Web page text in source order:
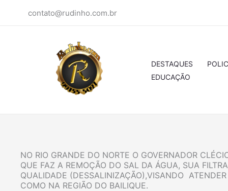
contato@rudinho.com.br
DESTAQUES
EDUCAÇÃO
NO RIO GRANDE DO NORTE O GOVERNADOR
QUE FAZ A REMOÇÃO DO SAL DA ÁGUA, SUA
QUALIDADE (DESSALINIZAÇÃO),VISANDO
COMO NA REGIÃO DO BAILIQUE.